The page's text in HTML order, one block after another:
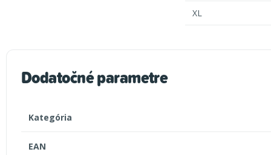
XL
Dodatočné parametre
Kategória
EAN